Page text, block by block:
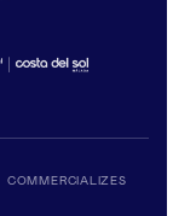
COMMERCIALIZES